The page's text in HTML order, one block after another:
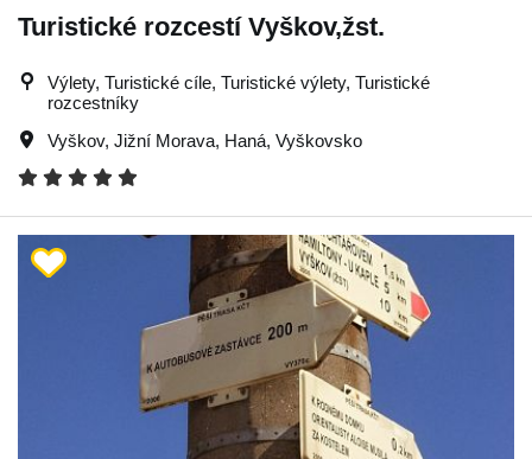
Turistické rozcestí Vyškov,žst.
Výlety, Turistické cíle, Turistické výlety, Turistické
rozcestníky
Vyškov, Jižní Morava, Haná, Vyškovsko